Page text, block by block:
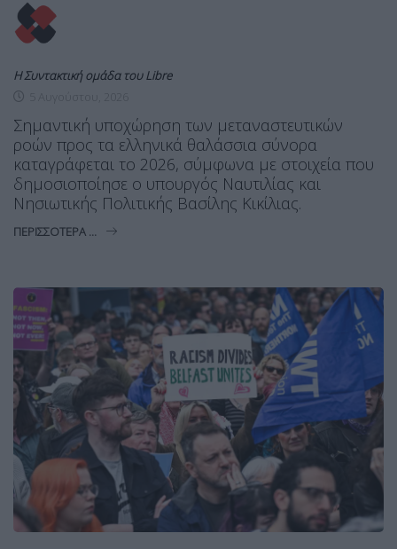
Η Συντακτική ομάδα του Libre
Σημαντική υποχώρηση των μεταναστευτικών
ροών προς τα ελληνικά θαλάσσια σύνορα
καταγράφεται το 2026, σύμφωνα με στοιχεία που
δημοσιοποίησε ο υπουργός Ναυτιλίας και
Νησιωτικής Πολιτικής Βασίλης Κικίλιας.
ΠΕΡΙΣΣΌΤΕΡΑ ...